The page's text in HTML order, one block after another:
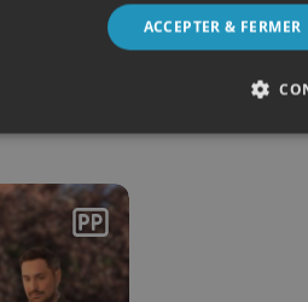
projet
ACCEPTER & FERMER